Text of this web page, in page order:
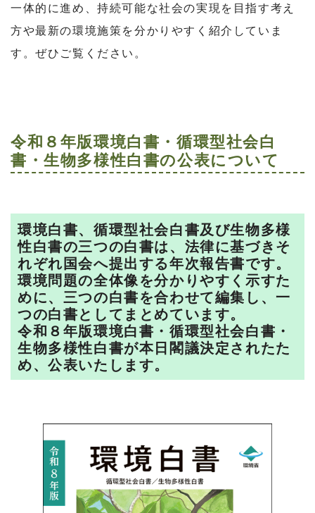
一体的に進め、持続可能な社会の実現を目指す考え
方や最新の環境施策を分かりやすく紹介していま
す。ぜひご覧ください。
令和８年版環境白書・循環型社会白
書・生物多様性白書の公表について
環境白書、循環型社会白書及び生物多様
性白書の三つの白書は、法律に基づきそ
れぞれ国会へ提出する年次報告書です。
環境問題の全体像を分かりやすく示すた
めに、三つの白書を合わせて編集し、一
つの白書としてまとめています。
令和８年版環境白書・循環型社会白書・
生物多様性白書が本日閣議決定されたた
め、公表いたします。